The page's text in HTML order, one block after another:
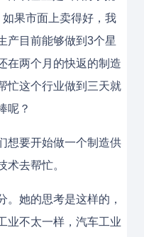
果市面上卖得好，我
产目前能够做到3个星
在两个月的快返的制造
忙这个行业做到三天就
呢？
想要开始做一个制造供
术去帮忙。
。她的思考是这样的，
业不太一样，汽车工业